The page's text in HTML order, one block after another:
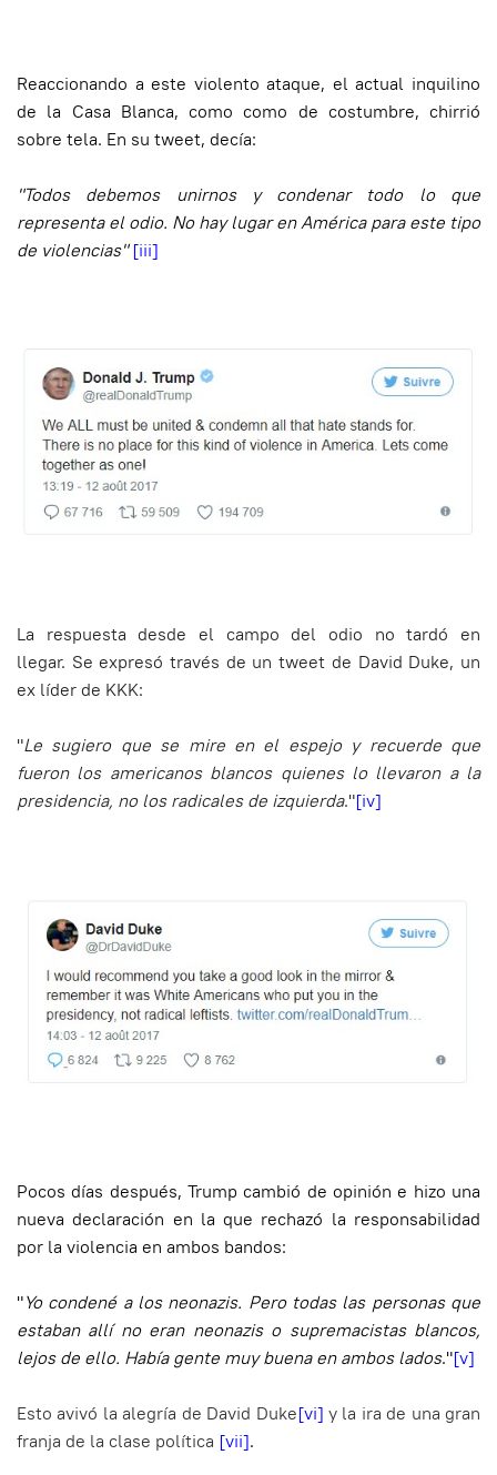
Reaccionando a este violento ataque, el actual inquilino
de la Casa Blanca, como como de costumbre, chirrió
sobre tela. En su tweet, decía:
"Todos debemos unirnos y condenar todo lo que
representa el odio. No hay lugar en América para este tipo
de violencias"[iii]
La respuesta desde el campo del odio no tardó en
llegar. Se expresó través de un tweet de David Duke, un
ex líder de KKK:
"Le sugiero que se mire en el espejo y recuerde que
fueron los americanos blancos quienes lo llevaron a la
presidencia, no los radicales de izquierda."[iv]
Pocos días después, Trump cambió de opinión e hizo una
nueva declaración en la que rechazó la responsabilidad
por la violencia en ambos bandos:
"Yo condené a los neonazis. Pero todas las personas que
estaban allí no eran neonazis o supremacistas blancos,
lejos de ello. Había gente muy buena en ambos lados."[v]
Esto avivó la alegría de David Duke[vi] y la ira de una gran
franja de la clase política [vii].